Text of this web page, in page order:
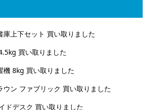
庫上下セット 買い取りました
買い取りました
機 8kg 買い取りました
ウン ファブリック 買い取りました
ドデスク 買い取りました